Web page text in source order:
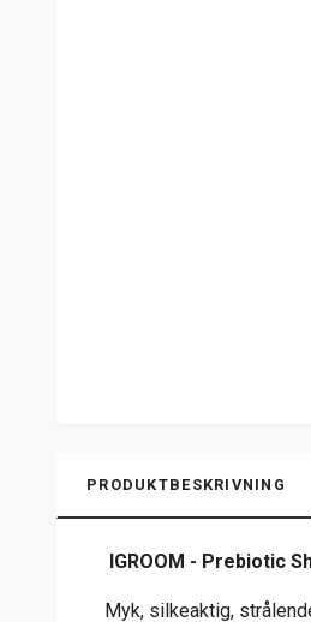
PRODUKTBESKRIVNING
IGROOM - Prebiotic
Myk, silkeaktig,